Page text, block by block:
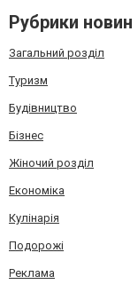
Рубрики новин
Загальний розділ
Туризм
Будівництво
Бізнес
Жіночий розділ
Економіка
Кулінарія
Подорожі
Реклама